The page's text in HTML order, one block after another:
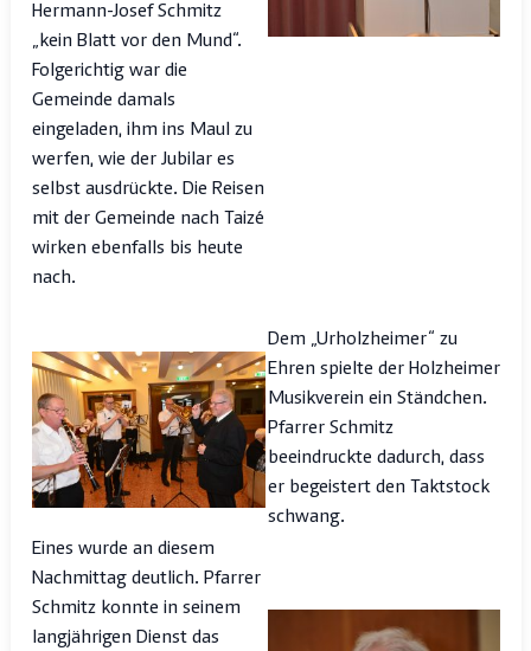
Hermann-Josef Schmitz
„kein Blatt vor den Mund“.
Folgerichtig war die
Gemeinde damals
eingeladen, ihm ins Maul zu
werfen, wie der Jubilar es
selbst ausdrückte. Die Reisen
mit der Gemeinde nach Taizé
wirken ebenfalls bis heute
nach.
Dem „Urholzheimer“ zu
Ehren spielte der Holzheimer
Musikverein ein Ständchen.
Pfarrer Schmitz
beeindruckte dadurch, dass
er begeistert den Taktstock
schwang.
Eines wurde an diesem
Nachmittag deutlich. Pfarrer
Schmitz konnte in seinem
langjährigen Dienst das